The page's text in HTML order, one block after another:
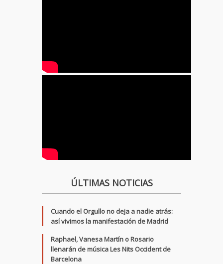
ÚLTIMAS NOTICIAS
Cuando el Orgullo no deja a nadie atrás:
así vivimos la manifestación de Madrid
Raphael, Vanesa Martín o Rosario
llenarán de música Les Nits Occident de
Barcelona